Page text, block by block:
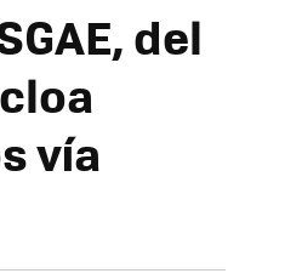
del
vía